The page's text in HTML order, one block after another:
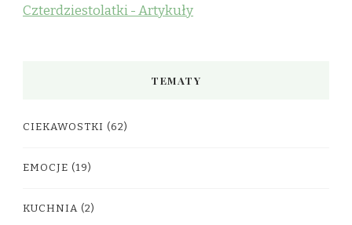
Czterdziestolatki - Artykuły
TEMATY
CIEKAWOSTKI (62)
EMOCJE (19)
KUCHNIA (2)